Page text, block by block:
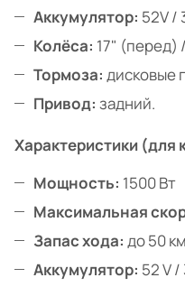
Аккумулятор: 52V /
Колёса: 17" (перед)
Тормоза: дисковые
Привод: задний.
Характеристики (для
Мощность: 1500 Вт
Максимальная
Запас хода: до 50 км
Аккумулятор: 52 V